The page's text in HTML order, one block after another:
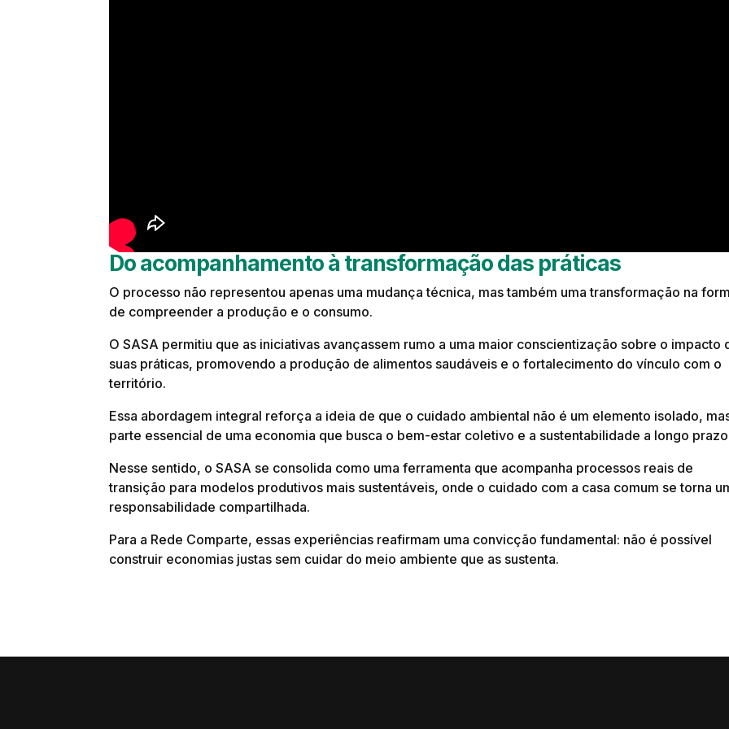
Do acompanhamento à transformação das práticas
O processo não representou apenas uma mudança técnica, mas também uma transformação na
de compreender a produção e o consumo.
O SASA permitiu que as iniciativas avançassem rumo a uma maior conscientização sobre o impacto
suas práticas, promovendo a produção de alimentos saudáveis e o fortalecimento do vínculo com o
território.
Essa abordagem integral reforça a ideia de que o cuidado ambiental não é um elemento isolado,
parte essencial de uma economia que busca o bem-estar coletivo e a sustentabilidade a longo
Nesse sentido, o SASA se consolida como uma ferramenta que acompanha processos reais de
transição para modelos produtivos mais sustentáveis, onde o cuidado com a casa comum se torna
responsabilidade compartilhada.
Para a Rede Comparte, essas experiências reafirmam uma convicção fundamental: não é possível
construir economias justas sem cuidar do meio ambiente que as sustenta.